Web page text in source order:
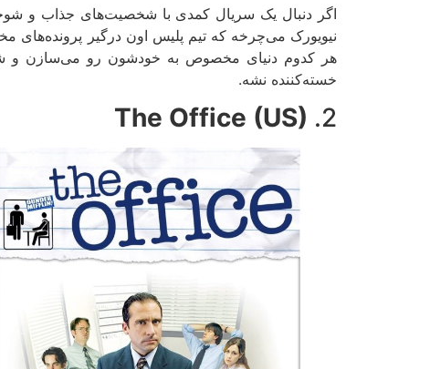
اگر دنبال یک سریال کمدی با شخصیت‌های جذاب و
نیویورک می‌چرخه که تیم پلیس اون درگیر
هر کدوم دنیای مخصوص به خودشون رو می‌سازن و
خسته‌کننده نشه.
2.
The Office (US)